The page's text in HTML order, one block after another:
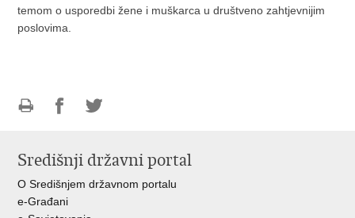
temom o usporedbi žene i muškarca u društveno zahtjevnijim
poslovima.
FacebookuTwitteru
Središnji državni portal
O Središnjem državnom portalu
e-Građani